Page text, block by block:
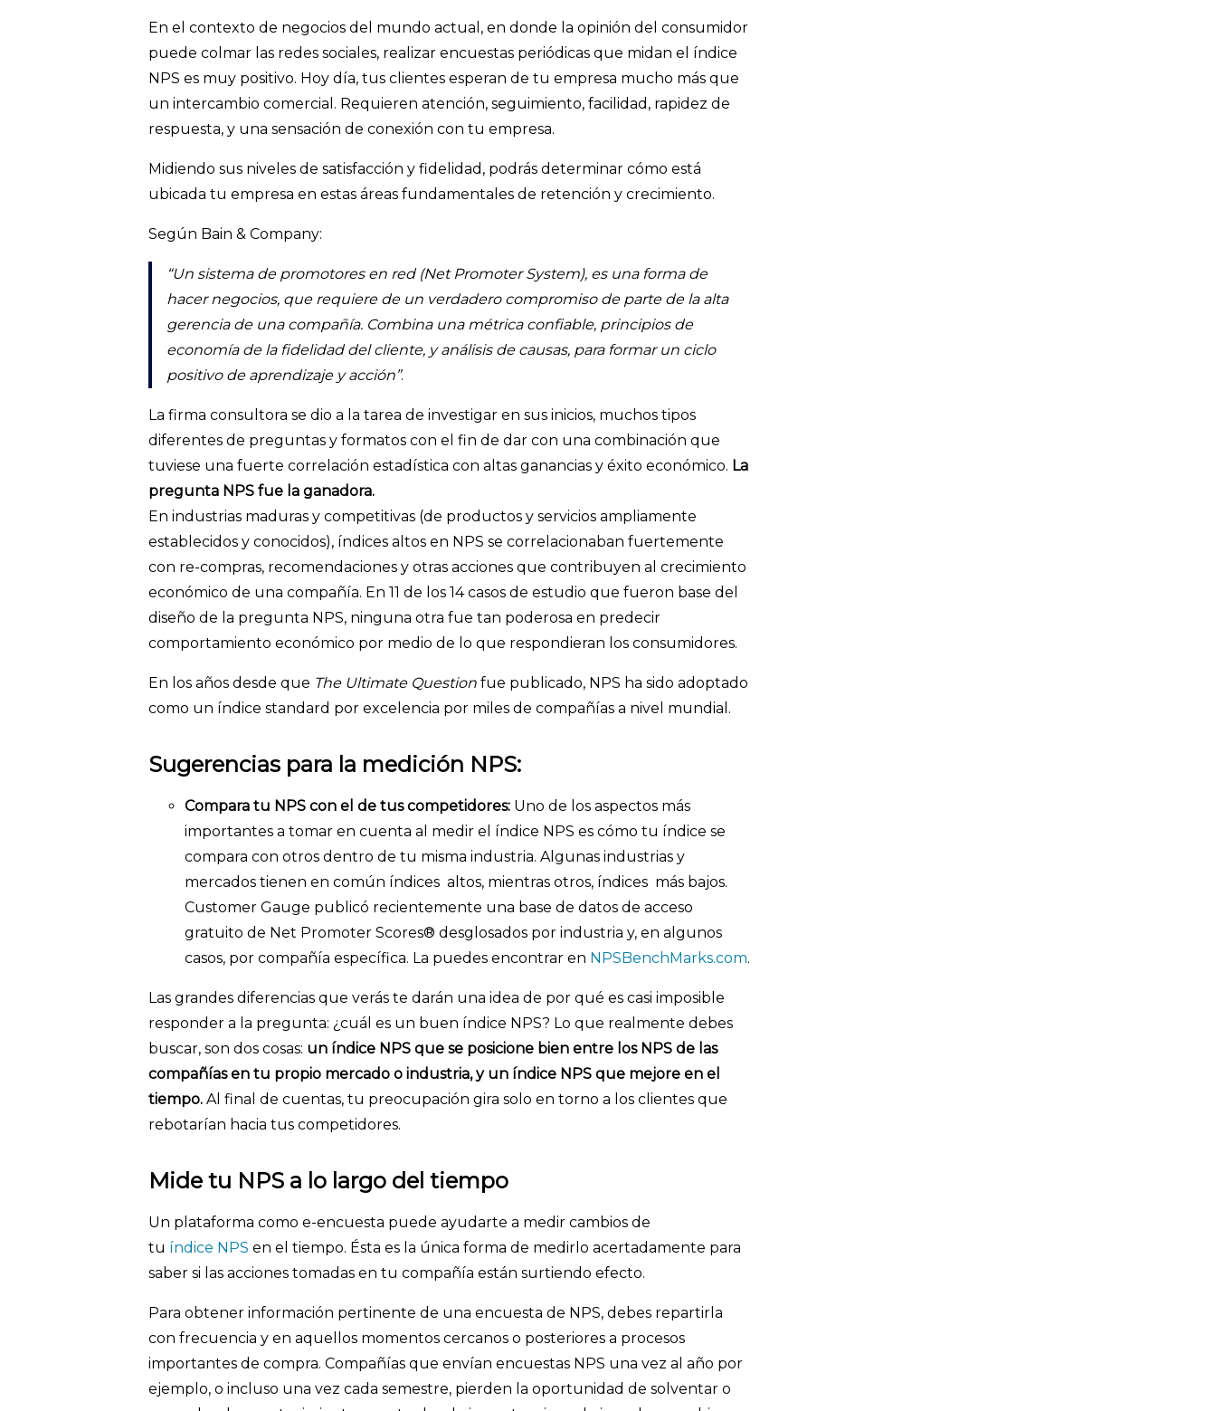
En el contexto de negocios del mundo actual, en donde la opinión del consumidor
puede colmar las redes sociales, realizar encuestas periódicas que midan el índice
NPS es muy positivo. Hoy día, tus clientes esperan de tu empresa mucho más que
un intercambio comercial. Requieren atención, seguimiento, facilidad, rapidez de
respuesta, y una sensación de conexión con tu empresa.
Midiendo sus niveles de satisfacción y fidelidad, podrás determinar cómo está
ubicada tu empresa en estas áreas fundamentales de retención y crecimiento.
Según Bain & Company:
“Un sistema de promotores en red (Net Promoter System), es una forma de
hacer negocios, que requiere de un verdadero compromiso de parte de la alta
gerencia de una compañía. Combina una métrica confiable, principios de
economía de la fidelidad del cliente, y análisis de causas, para formar un ciclo
positivo de aprendizaje y acción”.
La firma consultora se dio a la tarea de investigar en sus inicios, muchos tipos
diferentes de preguntas y formatos con el fin de dar con una combinación que
tuviese una fuerte correlación estadística con altas ganancias y éxito económico. La
pregunta NPS fue la ganadora.
En industrias maduras y competitivas (de productos y servicios ampliamente
establecidos y conocidos), índices altos en NPS se correlacionaban fuertemente
con re-compras, recomendaciones y otras acciones que contribuyen al crecimiento
económico de una compañía. En 11 de los 14 casos de estudio que fueron base del
diseño de la pregunta NPS, ninguna otra fue tan poderosa en predecir
comportamiento económico por medio de lo que respondieran los consumidores.
En los años desde que The Ultimate Question fue publicado, NPS ha sido adoptado
como un índice standard por excelencia por miles de compañías a nivel mundial.
Sugerencias para la medición NPS:
Compara tu NPS con el de tus competidores: Uno de los aspectos más
importantes a tomar en cuenta al medir el índice NPS es cómo tu índice se
compara con otros dentro de tu misma industria. Algunas industrias y
mercados tienen en común índices altos, mientras otros, índices más bajos.
Customer Gauge publicó recientemente una base de datos de acceso
gratuito de Net Promoter Scores® desglosados por industria y, en algunos
casos, por compañía específica. La puedes encontrar en NPSBenchMarks.com.
Las grandes diferencias que verás te darán una idea de por qué es casi imposible
responder a la pregunta: ¿cuál es un buen índice NPS? Lo que realmente debes
buscar, son dos cosas: un índice NPS que se posicione bien entre los NPS de las
compañías en tu propio mercado o industria, y un índice NPS que mejore en el
tiempo. Al final de cuentas, tu preocupación gira solo en torno a los clientes que
rebotarían hacia tus competidores.
Mide tu NPS a lo largo del tiempo
Un plataforma como e-encuesta puede ayudarte a medir cambios de
tu índice NPS en el tiempo. Ésta es la única forma de medirlo acertadamente para
saber si las acciones tomadas en tu compañía están surtiendo efecto.
Para obtener información pertinente de una encuesta de NPS, debes repartirla
con frecuencia y en aquellos momentos cercanos o posteriores a procesos
importantes de compra. Compañías que envían encuestas NPS una vez al año por
ejemplo, o incluso una vez cada semestre, pierden la oportunidad de solventar o